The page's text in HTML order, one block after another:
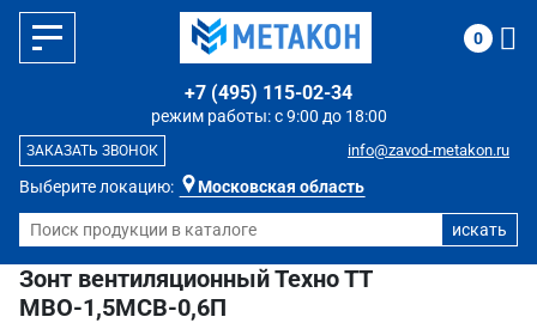
Выберите локацию: Московская область
режим работы: с 9:00 до 18:00
+7 (495) 115-02-34
info@zavod-metakon.ru
ЗАКАЗАТЬ ЗВОНОК
0
Зонт вентиляционный Техно ТТ
МВО-1,5МСВ-0,6П